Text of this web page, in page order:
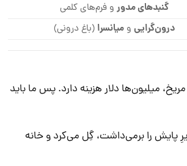
گنبدهای مدورو فرم‌های کلمی
درون‌گرایی ومیانسرا (باغ درونی)
میلیون‌ها دلار هزینه دارد. پس ما باید
پایش را برمی‌داشت، گِل می‌کرد و خانه